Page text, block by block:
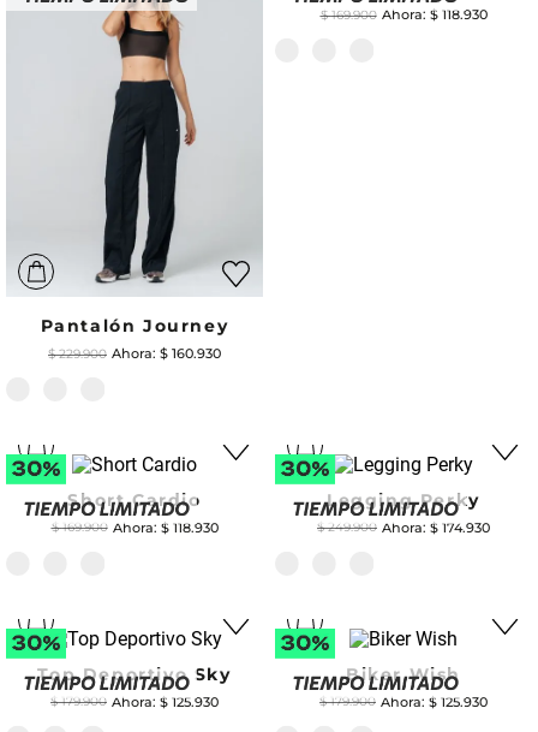
Pantalón Journey
$ 229.900 $ 160.930
$ 169.900 $ 118.930
Short Cardio
$ 169.900 $ 118.930
Legging Perky
$ 249.900 $ 174.930
Top Deportivo Sky
$ 179.900 $ 125.930
Biker Wish
$ 179.900 $ 125.930